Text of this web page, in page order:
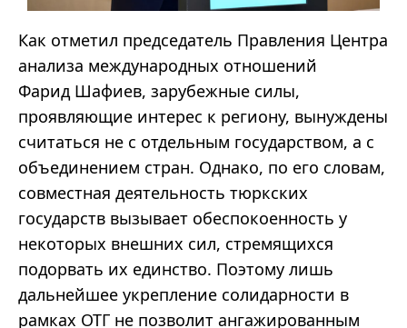
Как отметил председатель Правления Центра
анализа международных отношений
Фарид Шафиев, зарубежные силы,
проявляющие интерес к региону, вынуждены
считаться не с отдельным государством, а с
объединением стран. Однако, по его словам,
совместная деятельность тюркских
государств вызывает обеспокоенность у
некоторых внешних сил, стремящихся
подорвать их единство. Поэтому лишь
дальнейшее укрепление солидарности в
рамках ОТГ не позволит ангажированным